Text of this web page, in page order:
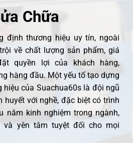
Chữa
định thương hiệu uy tín, ngoài
về chất lượng sản phẩm, giá
quyền lợi của khách hàng,
hàng đầu. Một yếu tố tạo dựng
hiệu của Suachua60s là đội ngũ
huyết với nghề, đặc biệt có trình
năm kinh nghiệm trong ngành,
yên tâm tuyệt đối cho mọi